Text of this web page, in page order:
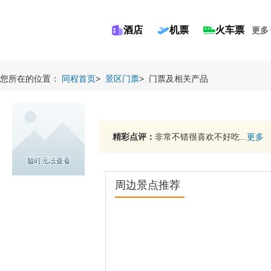
酒店 机票 火车票 更多
您所在的位置： 同程首页> 景区门票> 门票及相关产品
精彩点评： 非常不错很喜欢不好吃... 更多
周边景点推荐